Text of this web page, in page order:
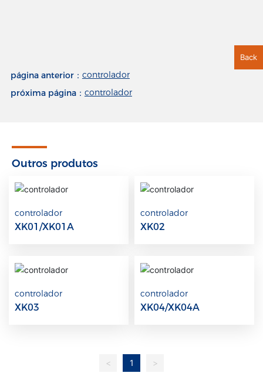
página anterior： controlador
próxima página： controlador
Outros produtos
controlador
XK01/XK01A
controlador
XK02
controlador
XK03
controlador
XK04/XK04A
< 1 >
Back